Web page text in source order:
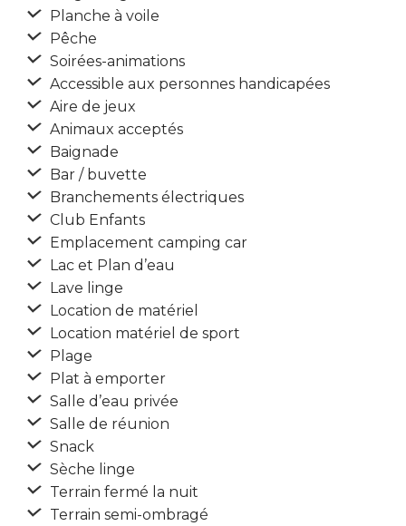
Planche à voile
Pêche
Soirées-animations
Accessible aux personnes handicapées
Aire de jeux
Animaux acceptés
Baignade
Bar / buvette
Branchements électriques
Club Enfants
Emplacement camping car
Lac et Plan d’eau
Lave linge
Location de matériel
Location matériel de sport
Plage
Plat à emporter
Salle d’eau privée
Salle de réunion
Snack
Sèche linge
Terrain fermé la nuit
Terrain semi-ombragé